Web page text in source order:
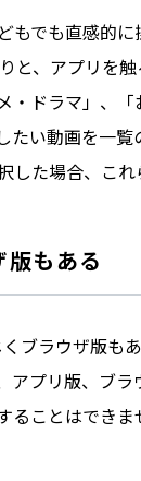
もでも直感的
と、アプリを
・ドラマ」、
たい動画を一
た場合、これ
もある
ブラウザ版も
アプリ版、ブ
ことはできま